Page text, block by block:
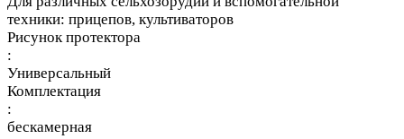
техники: прицепов, культиваторов
Рисунок протектора
:
Универсальный
Комплектация
:
бескамерная